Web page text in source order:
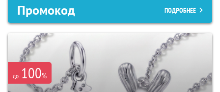
Промокод ПОДРОБНЕЕ
до 100%